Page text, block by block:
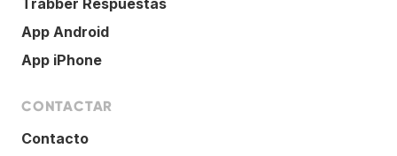
App Android
App iPhone
CONTACTAR
Contacto